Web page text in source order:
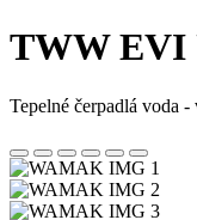
TWW EVI
Tepelné čerpadlá voda